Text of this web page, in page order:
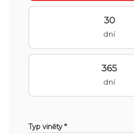
30
dní
365
dní
Typ viněty *